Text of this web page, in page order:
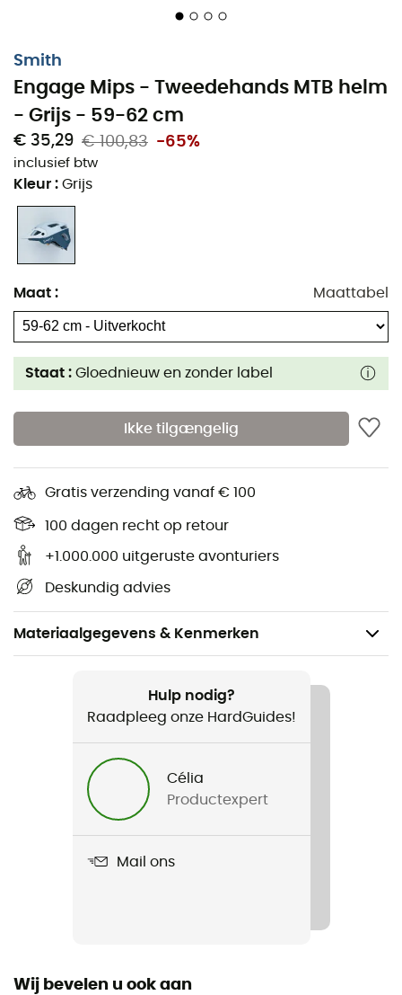
Smith
Engage Mips - Tweedehands MTB helm
- Grijs - 59-62 cm
€ 35,29 € 100,83 -65%
inclusief btw
Kleur : Grijs
Maat : Maattabel
Staat : Gloednieuw en zonder label
Ikke tilgængelig
Gratis verzending vanaf € 100
100 dagen recht op retour
+1.000.000 uitgeruste avonturiers
Deskundig advies
Materiaalgegevens & Kenmerken
Hulp nodig?
Raadpleeg onze HardGuides!
Célia
Productexpert
Mail ons
Wij bevelen u ook aan